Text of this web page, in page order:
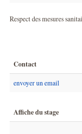
Respect des mesures
Contact
envoyer un email
Affiche du stage